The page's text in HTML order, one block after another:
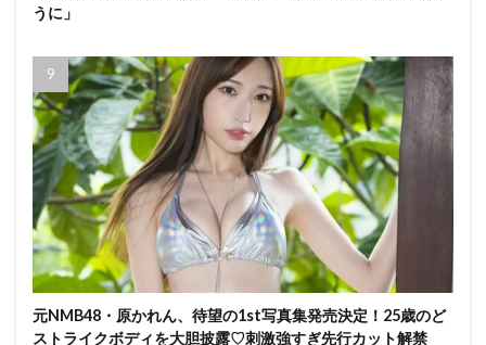
うに」
元NMB48・原かれん、待望の1st写真集発売決定！25歳のど
ストライクボディを大胆披露♡刺激強すぎ先行カット解禁